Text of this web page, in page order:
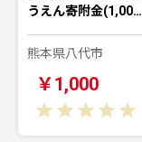
うえん寄附金(1,00…
熊本県八代市
￥1,000